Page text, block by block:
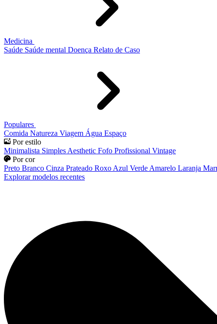
Medicina
Saúde Saúde mental Doença Relato de Caso
Populares
Comida Natureza Viagem Água Espaço
Por estilo
Minimalista Simples Aesthetic Fofo Profissional Vintage
Por cor
Preto Branco Cinza Prateado Roxo Azul Verde Amarelo Laranja
Explorar modelos recentes